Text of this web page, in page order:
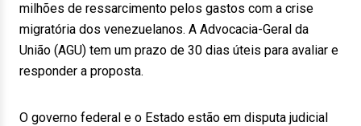
milhões de ressarcimento pelos gastos com a crise
migratória dos venezuelanos. A Advocacia-Geral da
União (AGU) tem um prazo de 30 dias úteis para avaliar e
responder a proposta.
O governo federal e o Estado estão em disputa judicial